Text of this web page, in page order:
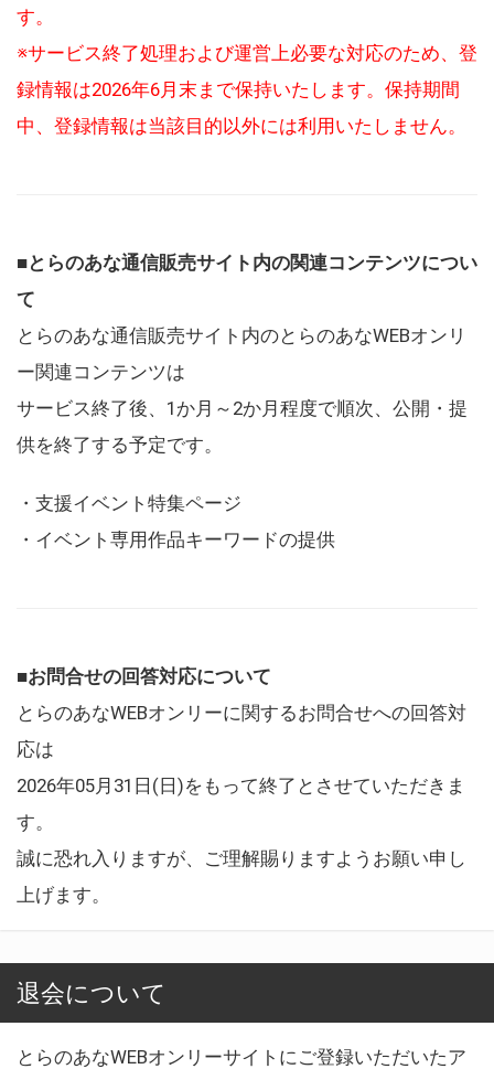
す。
※サービス終了処理および運営上必要な対応のため、登
録情報は2026年6月末まで保持いたします。保持期間
中、登録情報は当該目的以外には利用いたしません。
■とらのあな通信販売サイト内の関連コンテンツについ
て
とらのあな通信販売サイト内のとらのあなWEBオンリ
ー関連コンテンツは
サービス終了後、1か月～2か月程度で順次、公開・提
供を終了する予定です。
・支援イベント特集ページ
・イベント専用作品キーワードの提供
■お問合せの回答対応について
とらのあなWEBオンリーに関するお問合せへの回答対
応は
2026年05月31日(日)をもって終了とさせていただきま
す。
誠に恐れ入りますが、ご理解賜りますようお願い申し
上げます。
退会について
とらのあなWEBオンリーサイトにご登録いただいたア